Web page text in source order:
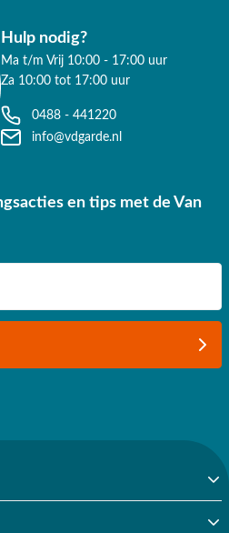
Hulp nodig?
Ma t/m Vrij 10:00 - 17:00 uur
Za 10:00 tot 17:00 uur
0488 - 441220
info@vdgarde.nl
en tips met de Van